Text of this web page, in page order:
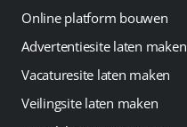
Online platform bouwen
Advertentiesite laten maken
Vacaturesite laten maken
Veilingsite laten maken